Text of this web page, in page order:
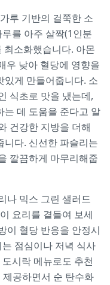
루 기반의 걸쭉한 소
를 아주 살짝(1인분
최소화했습니다. 아몬
우 낮아 혈당에 영향을
있게 만들어줍니다. 소
식초로 맛을 냈는데,
는 데 도움을 준다고 알
건강한 지방을 더해
니다. 신선한 파슬리는
깔끔하게 마무리해줍
나 믹스 그린 샐러드
요리를 곁들여 보세
이 혈당 반응을 안정시
점심이나 저녁 식사
시락 메뉴로도 추천
공하면서 순 탄수화